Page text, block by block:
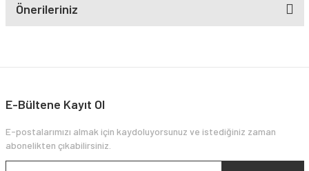
Önerileriniz
E-Bültene Kayıt Ol
E-postalarımızı almak için kaydoluyorsunuz ve istediğiniz zaman
abonelikten çıkabilirsiniz.